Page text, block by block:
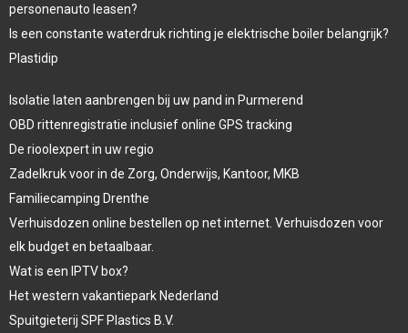
personenauto leasen?
Is een constante waterdruk richting je elektrische boiler belangrijk?
Plastidip
Isolatie laten aanbrengen bij uw pand in Purmerend
OBD rittenregistratie inclusief online GPS tracking
De rioolexpert in uw regio
Zadelkruk voor in de Zorg, Onderwijs, Kantoor, MKB
Familiecamping Drenthe
Verhuisdozen online bestellen op net internet. Verhuisdozen voor
elk budget en betaalbaar.
Wat is een IPTV box?
Het western vakantiepark Nederland
Spuitgieterij SPF Plastics B.V.